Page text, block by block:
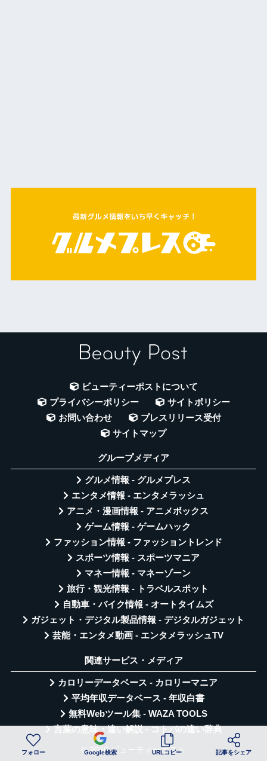
ビューティーポストについて
プライバシーポリシー
サイトポリシー
お問い合わせ
プレスリリース受付
サイトマップ
グループメディア
グルメ情報 - グルメプレス
エンタメ情報 - エンタメラッシュ
アニメ・漫画情報 - アニメボックス
ゲーム情報 - ゲームハック
ファッション情報 - ファッショントレンド
スポーツ情報 - スポーツマニア
マネー情報 - マネーゾーン
旅行・観光情報 - トラベルスポット
自動車・バイク情報 - オートタイムズ
ガジェット・デジタル製品情報 - デジタルガジェット
芸能・エンタメ動画 - エンタメラッシュTV
関連サービス・メディア
カロリーデータベース - カロリーマニア
平均年収データベース - 年収白書
無料Webツール集 - WAZA TOOLS
言葉の意味・違い解説 - コトバの違い辞典
© 2026 ビューティーポスト
フォロー Google検索 URLコピー 記事をシェア